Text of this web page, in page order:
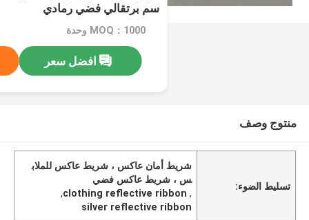
سم برتقالي فضي رمادي
MOQ：1000 وحدة
افضل سعر
منتوج وصف
تسليط الضوء:
شريط أمان عاكس ، شريط عاكس للملاب
س ، شريط عاكس فضي
,
clothing reflective ribbon
,
silver reflective ribbon